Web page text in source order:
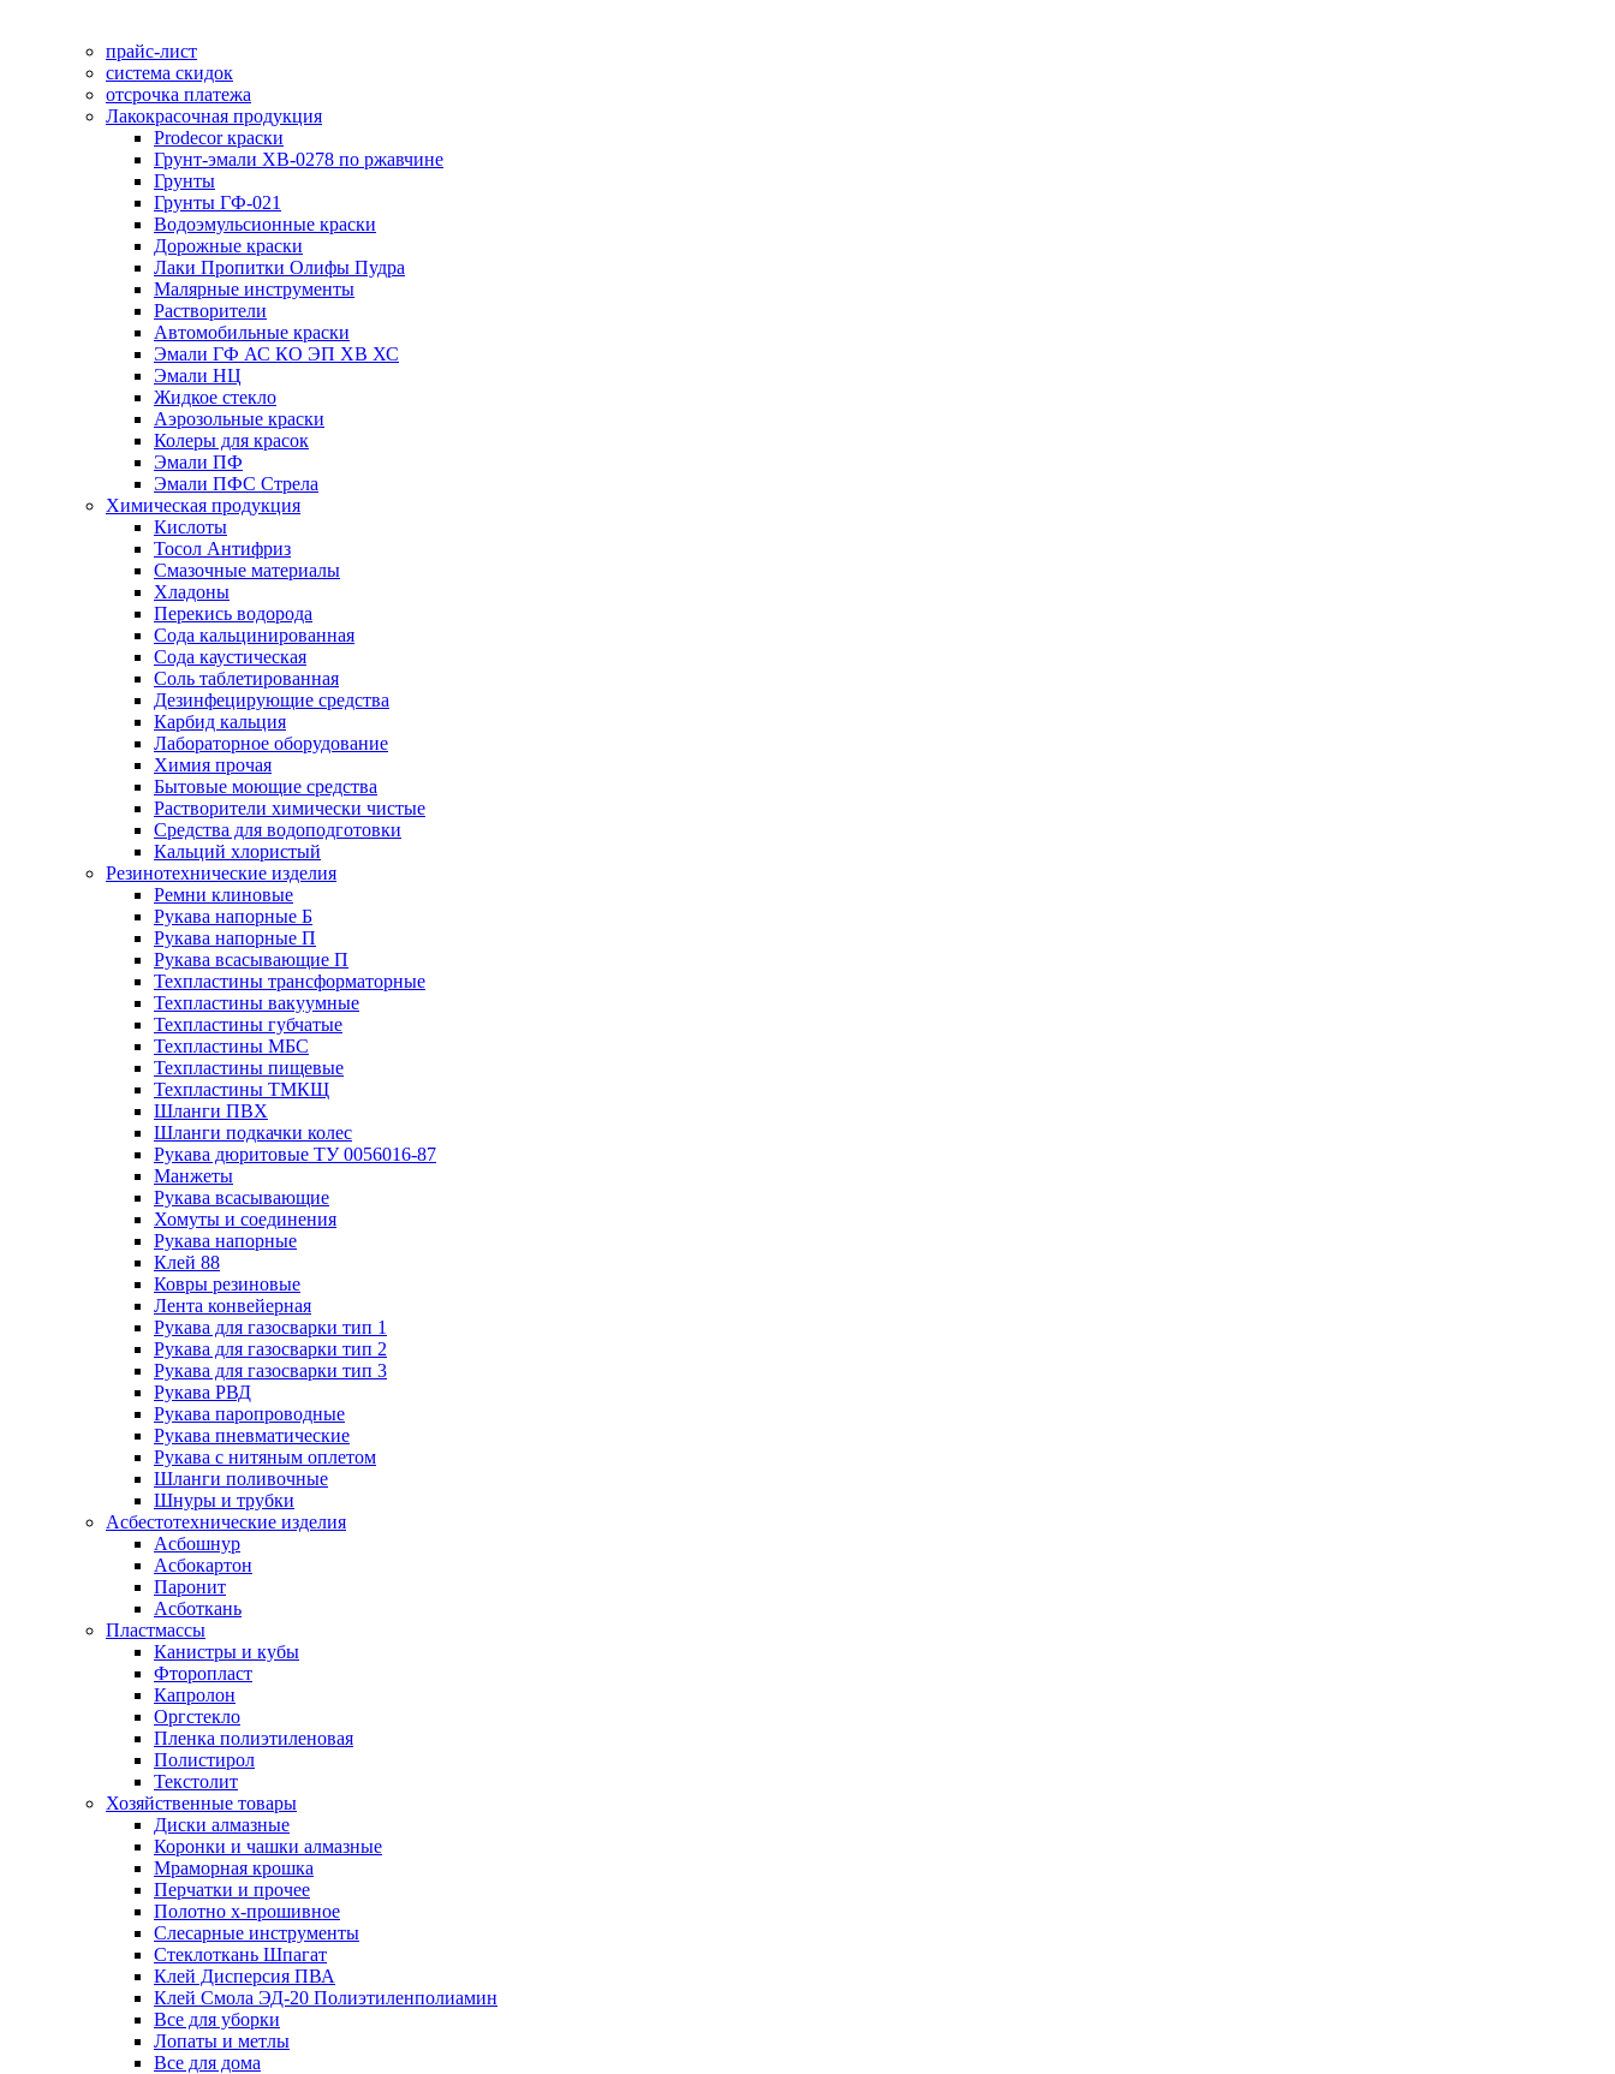
прайс-лист
система скидок
отсрочка платежа
Лакокрасочная продукция
Prodecor краски
Грунт-эмали ХВ-0278 по ржавчине
Грунты
Грунты ГФ-021
Водоэмульсионные краски
Дорожные краски
Лаки Пропитки Олифы Пудра
Малярные инструменты
Растворители
Автомобильные краски
Эмали ГФ АС КО ЭП ХВ ХС
Эмали НЦ
Жидкое стекло
Аэрозольные краски
Колеры для красок
Эмали ПФ
Эмали ПФС Стрела
Химическая продукция
Кислоты
Тосол Антифриз
Смазочные материалы
Хладоны
Перекись водорода
Сода кальцинированная
Сода каустическая
Соль таблетированная
Дезинфецирующие средства
Карбид кальция
Лабораторное оборудование
Химия прочая
Бытовые моющие средства
Растворители химически чистые
Средства для водоподготовки
Кальций хлористый
Резинотехнические изделия
Ремни клиновые
Рукава напорные Б
Рукава напорные П
Рукава всасывающие П
Техпластины трансформаторные
Техпластины вакуумные
Техпластины губчатые
Техпластины МБС
Техпластины пищевые
Техпластины ТМКЩ
Шланги ПВХ
Шланги подкачки колес
Рукава дюритовые ТУ 0056016-87
Манжеты
Рукава всасывающие
Хомуты и соединения
Рукава напорные
Клей 88
Ковры резиновые
Лента конвейерная
Рукава для газосварки тип 1
Рукава для газосварки тип 2
Рукава для газосварки тип 3
Рукава РВД
Рукава паропроводные
Рукава пневматические
Рукава с нитяным оплетом
Шланги поливочные
Шнуры и трубки
Асбестотехнические изделия
Асбошнур
Асбокартон
Паронит
Асботкань
Пластмассы
Канистры и кубы
Фторопласт
Капролон
Оргстекло
Пленка полиэтиленовая
Полистирол
Текстолит
Хозяйственные товары
Диски алмазные
Коронки и чашки алмазные
Мраморная крошка
Перчатки и прочее
Полотно х-прошивное
Слесарные инструменты
Стеклоткань Шпагат
Клей Дисперсия ПВА
Клей Смола ЭД-20 Полиэтиленполиамин
Все для уборки
Лопаты и метлы
Все для дома